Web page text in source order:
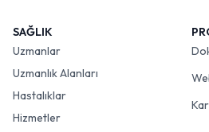
SAĞLIK
Uzmanlar
Uzmanlık Alanları
Hastalıklar
Hizmetler